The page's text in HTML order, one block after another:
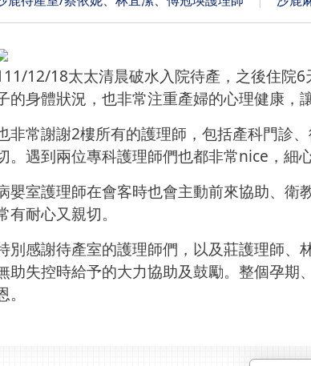
12/18太太清晨破水入院待產，之後住院
的身體狀況，也非常注重產婦的心理健康，
非常謝謝2樓所有的護理師，包括產科門診
。遇到兩位專科護理師們也都非常nice，細心
嬰室護理師在會客時也會主動前來協助、衛
有耐心又親切。
別感謝待產室的護理師們，以及莊護理師、
助失控時給予的大力協助及鼓勵。整個孕期
。